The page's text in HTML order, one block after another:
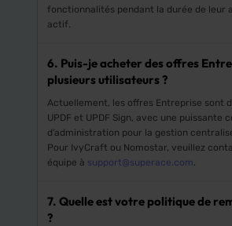
fonctionnalités pendant la durée de leur
actif.
6. Puis-je acheter des offres
plusieurs utilisateurs ?
Actuellement, les offres Entreprise sont
UPDF et UPDF Sign, avec une puissante
d’administration pour la gestion
Pour IvyCraft ou Nomostar, veuillez
équipe à support@superace.com
7. Quelle est votre politique de
?